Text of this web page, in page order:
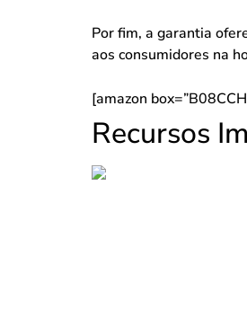
Por fim, a garantia
aos consumidores na
[amazon
Recursos